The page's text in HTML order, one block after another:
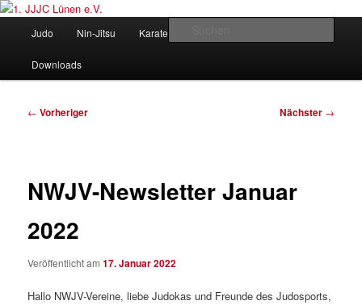
Zum
springen1. JJJC Lünen e.V.
Judo und Ninjitsu
Judo Nin-Jitsu Karate
Downloads
Beitragsnavigation
← Vorheriger Nächster →
NWJV-Newsletter Januar
2022
Veröffentlicht am17. Januar 2022
Hallo NWJV-Vereine, liebe Judokas und Freunde des Judosports,